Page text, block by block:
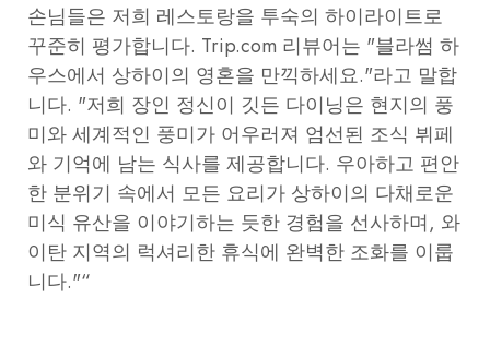
손님들은 저희 레스토랑을 투숙의 하이라이트로
꾸준히 평가합니다. Trip.com 리뷰어는 "블라썸 하
우스에서 상하이의 영혼을 만끽하세요."라고 말합
니다. "저희 장인 정신이 깃든 다이닝은 현지의 풍
미와 세계적인 풍미가 어우러져 엄선된 조식 뷔페
와 기억에 남는 식사를 제공합니다. 우아하고 편안
한 분위기 속에서 모든 요리가 상하이의 다채로운
미식 유산을 이야기하는 듯한 경험을 선사하며, 와
이탄 지역의 럭셔리한 휴식에 완벽한 조화를 이룹
니다."“